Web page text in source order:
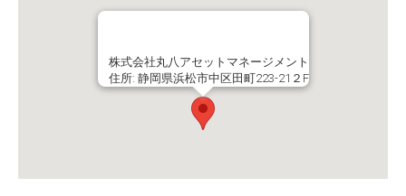
株式会社丸八アセットマネージメント
住所: 静岡県浜松市中区田町223-21２F